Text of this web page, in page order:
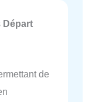
Départ
de